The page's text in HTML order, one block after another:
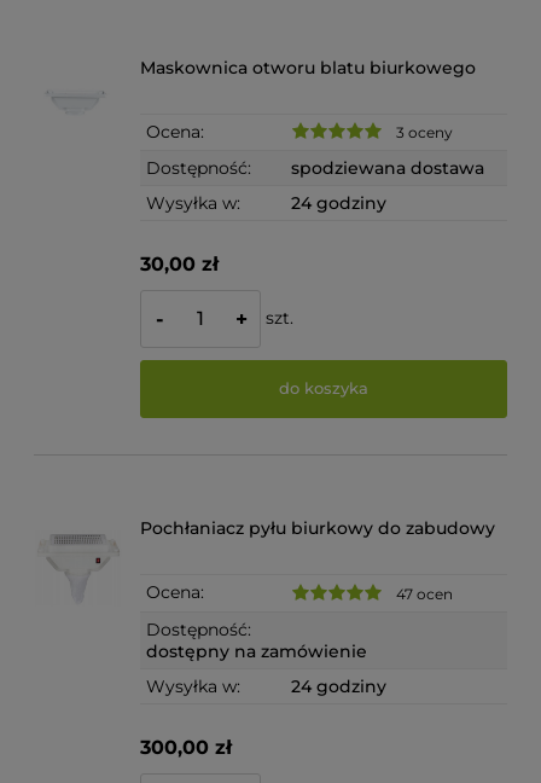
Maskownica otworu blatu biurkowego
Ocena: 3 oceny
Dostępność:
spodziewana dostawa
Wysyłka w:
24 godziny
30,00 zł
- + szt.
do koszyka
Pochłaniacz pyłu biurkowy do zabudowy
Ocena: 47 ocen
Dostępność:
dostępny na zamówienie
Wysyłka w:
24 godziny
300,00 zł